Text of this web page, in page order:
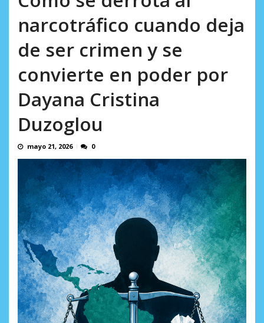
narcotráfico cuando deja
de ser crimen y se
convierte en poder por
Dayana Cristina
Duzoglou
mayo 21, 2026 0